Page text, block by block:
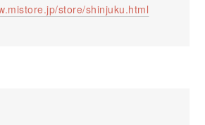
store/shinjuku.html